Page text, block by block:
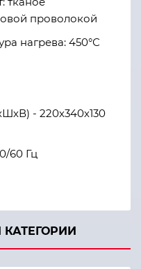
проволокой
нагрева: 450°С
- 220х340х130
60 Гц